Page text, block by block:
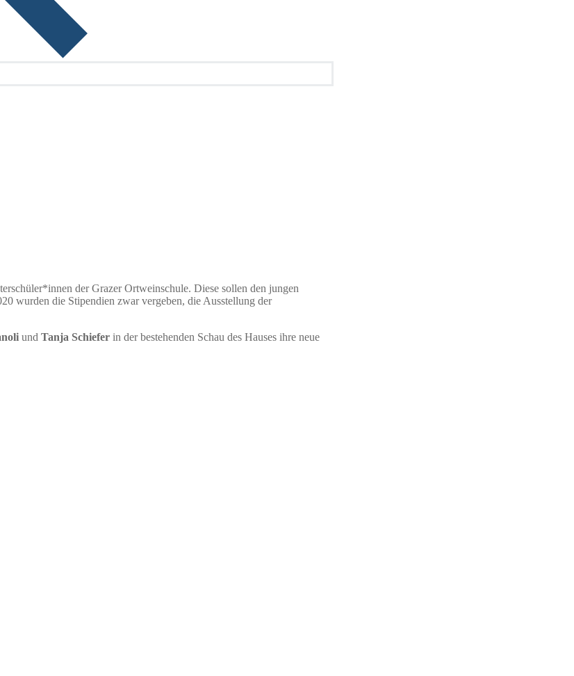
der Grazer Ortweinschule. Diese sollen den jungen
wurden die Stipendien zwar vergeben, die Ausstellung der
und Tanja Schiefer in der bestehenden Schau des Hauses ihre neue